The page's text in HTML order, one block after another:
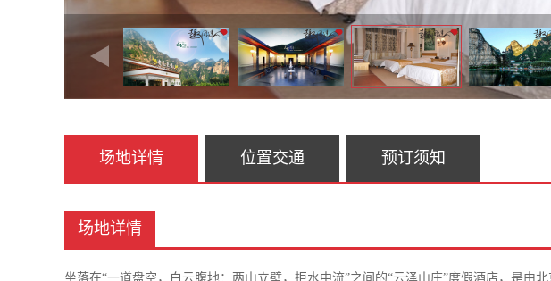
场地详情 位置交通 预订须知
场地详情
坐落在“一道盘空，白云腹地：两山立壁，拒水中流”之间的“云泽山庄”度假酒店，是